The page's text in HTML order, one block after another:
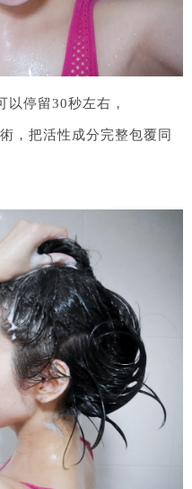
以停留30秒左右，
，把活性成分完整包覆同